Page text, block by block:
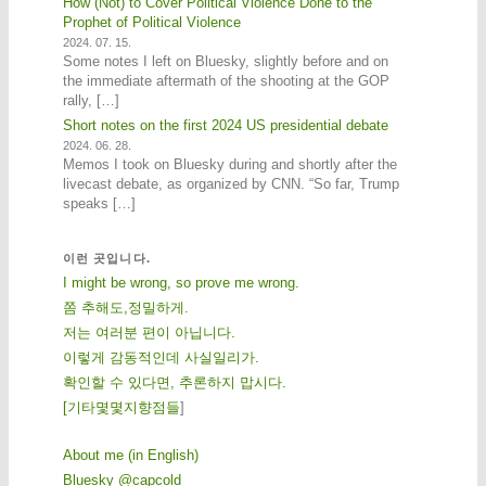
Prophet of Political Violence
2024. 07. 15.
Some notes I left on Bluesky, slightly before and on
the immediate aftermath of the shooting at the GOP
rally, […]
Short notes on the first 2024 US presidential debate
2024. 06. 28.
Memos I took on Bluesky during and shortly after the
livecast debate, as organized by CNN. “So far, Trump
speaks […]
이런 곳입니다.
I might be wrong, so prove me wrong.
쫌 추해도,정밀하게.
저는 여러분 편이 아닙니다.
이렇게 감동적인데 사실일리가.
확인할 수 있다면, 추론하지 맙시다.
[기 타몇 몇 지 향점 들]
About me (in English)
Bluesky @capcold